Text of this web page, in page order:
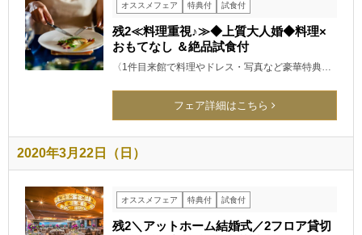
オススメフェア 特典付 試食付
残2≪料理重視♪≫◆上質大人婚◆料理×
おもてなし ＆絶品試食付
〈1件目来館で料理やドレス・写真など豪華特典…
フェア詳細はこちら
2020年3月22日（日）
オススメフェア 特典付 試食付
残2＼アットホーム結婚式／2フロア貸切